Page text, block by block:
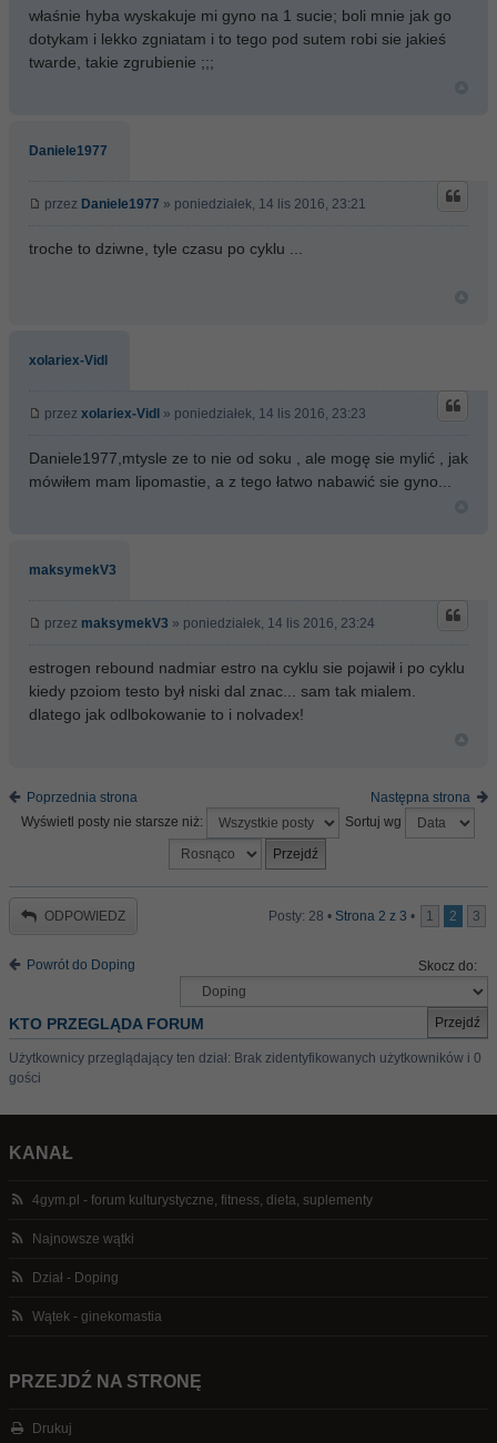
właśnie hyba wyskakuje mi gyno na 1 sucie; boli mnie jak go
dotykam i lekko zgniatam i to tego pod sutem robi sie jakieś
twarde, takie zgrubienie ;;;
Daniele1977
przez Daniele1977 » poniedziałek, 14 lis 2016, 23:21
troche to dziwne, tyle czasu po cyklu ...
xolariex-Vidl
przez xolariex-Vidl » poniedziałek, 14 lis 2016, 23:23
Daniele1977,mtysle ze to nie od soku , ale mogę sie mylić , jak
mówiłem mam lipomastie, a z tego łatwo nabawić sie gyno...
maksymekV3
przez maksymekV3 » poniedziałek, 14 lis 2016, 23:24
estrogen rebound nadmiar estro na cyklu sie pojawił i po cyklu
kiedy pzoiom testo był niski dal znac... sam tak mialem.
dlatego jak odlbokowanie to i nolvadex!
Poprzednia strona
Następna strona
Wyświetl posty nie starsze niż:
Sortuj wg
ODPOWIEDZ Posty: 28 • Strona 2 z 3 • 1 2 3
Powrót do Doping Skocz do:
KTO PRZEGLĄDA FORUM
Użytkownicy przeglądający ten dział: Brak zidentyfikowanych użytkowników i 0
gości
KANAŁ
4gym.pl - forum kulturystyczne, fitness, dieta, suplementy
Najnowsze wątki
Dział - Doping
Wątek - ginekomastia
PRZEJDŹ NA STRONĘ
Drukuj